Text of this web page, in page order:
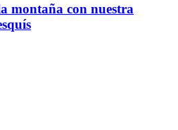
montaña con nuestra